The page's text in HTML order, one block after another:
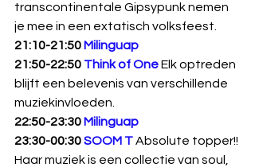
transcontinentale Gipsypunk nemen
je mee in een extatisch volksfeest.
21:10-21:50 Milinguap
21:50-22:50 Think of OneElk optreden
blijft een belevenis van verschillende
muziekinvloeden.
22:50-23:30 Milinguap
23:30-00:30 SOOM TAbsolute topper!!
Haar muziek is een collectie van soul,